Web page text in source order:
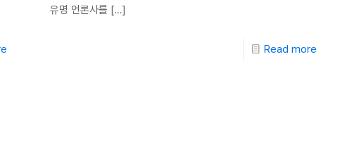
유명 언론사를 […]
Read more